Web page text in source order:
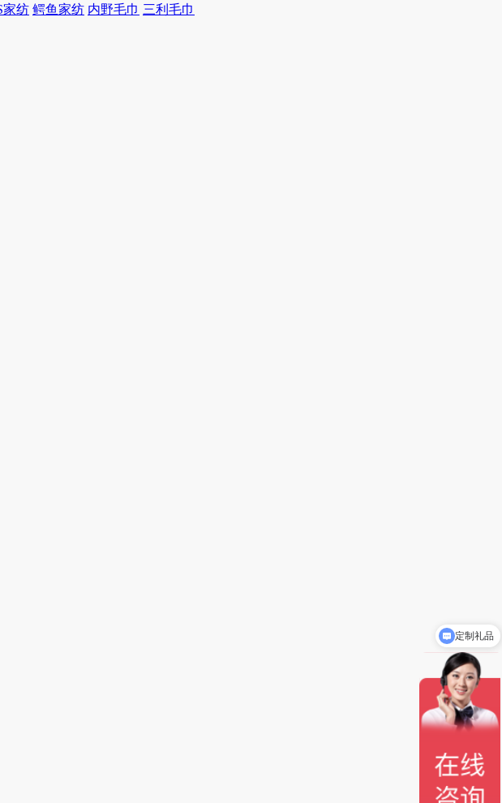
家纺 鳄鱼家纺 内野毛巾 三利毛巾
礼品批发价5-8折